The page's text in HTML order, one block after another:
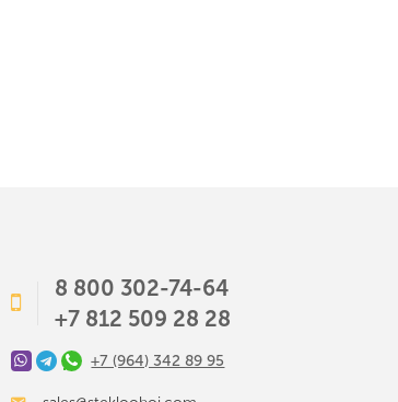
8 800 302-74-64
+7 812 509 28 28
+7 (964) 342 89 95